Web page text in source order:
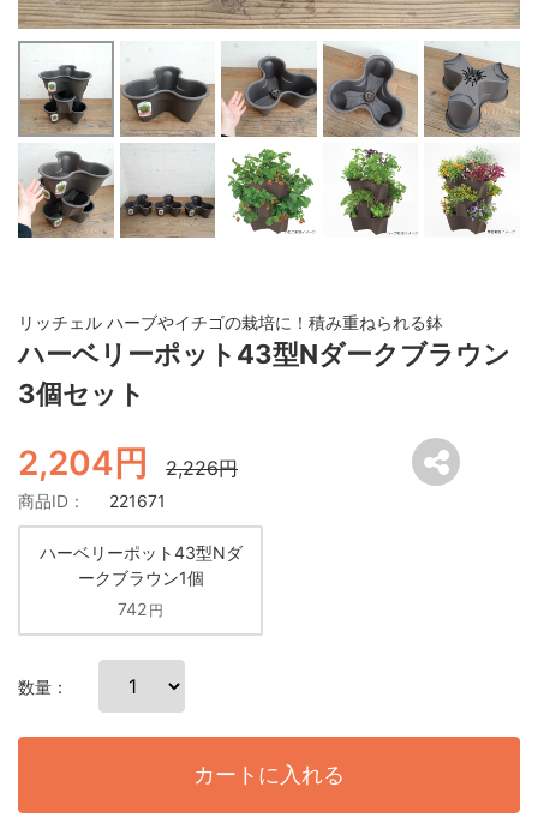
リッチェル ハーブやイチゴの栽培に！積み重ねられる鉢
ハーベリーポット43型Nダークブラウン
3個セット
2,204円 2,226円
商品ID： 221671
ハーベリーポット43型Nダ
ークブラウン1個
742 円
数量：
カートに入れる